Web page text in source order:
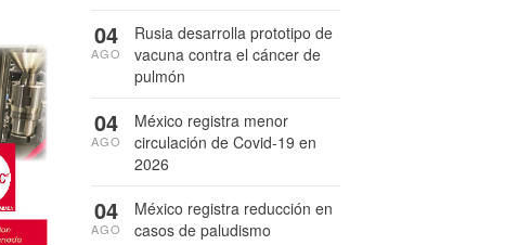
Rusia desarrolla prototipo de
vacuna contra el cáncer de
pulmón
04
AGO
México registra menor
circulación de Covid-19 en
2026
04
AGO
México registra reducción en
casos de paludismo
04
AGO